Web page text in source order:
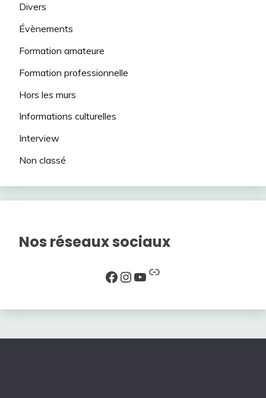
Divers
Évènements
Formation amateure
Formation professionnelle
Hors les murs
Informations culturelles
Interview
Non classé
Nos réseaux sociaux
Facebook
Instagram
YouTube
Lien